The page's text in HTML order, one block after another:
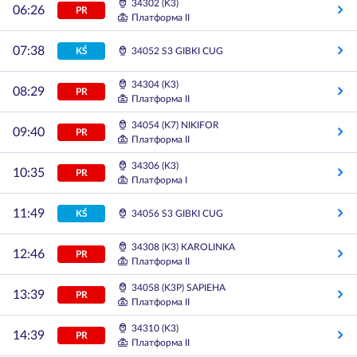
06:26 PR
34302 (K3)
Платформа II
07:38 KŚ 34052 S3 GIBKI CUG
08:29 PR
34304 (K3)
Платформа II
09:40 PR
34054 (K7) NIKIFOR
Платформа II
10:35 PR
34306 (K3)
Платформа I
11:49 KŚ 34056 S3 GIBKI CUG
12:46 PR
34308 (K3) KAROLINKA
Платформа II
13:39 PR
34058 (K3P) SAPIEHA
Платформа II
14:39 PR
34310 (K3)
Платформа II